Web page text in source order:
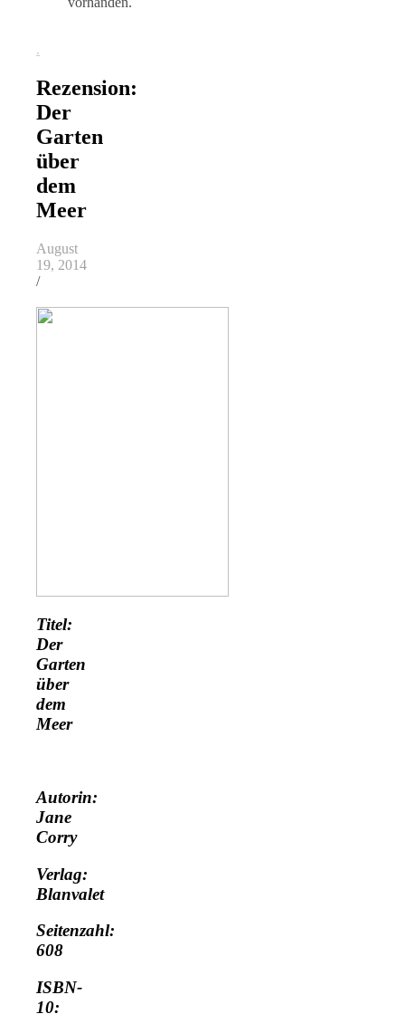
.
Rezension:
Der
Garten
über
dem
Meer
August
19, 2014
/
Titel:
Der
Garten
über
dem
Meer
Autorin:
Jane
Corry
Verlag:
Blanvalet
Seitenzahl:
608
ISBN-
10: